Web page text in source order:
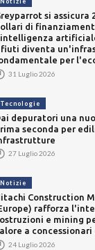
si assicura
di
diventa
per
31 Luglio 2026
Tecnologie
depuratori una
seconda per
27 Luglio 2026
Notizie
Construction
rafforza
e mining
a
24 Luglio 2026